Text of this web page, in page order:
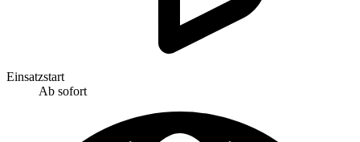
Einsatzstart
Ab sofort